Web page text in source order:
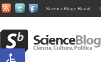
ScienceBlogs Brasil
Abrir a barra